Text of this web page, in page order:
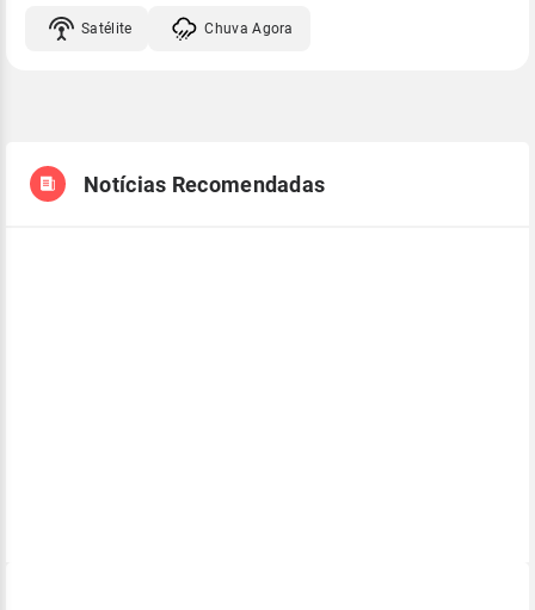
Satélite Chuva Agora
Notícias Recomendadas